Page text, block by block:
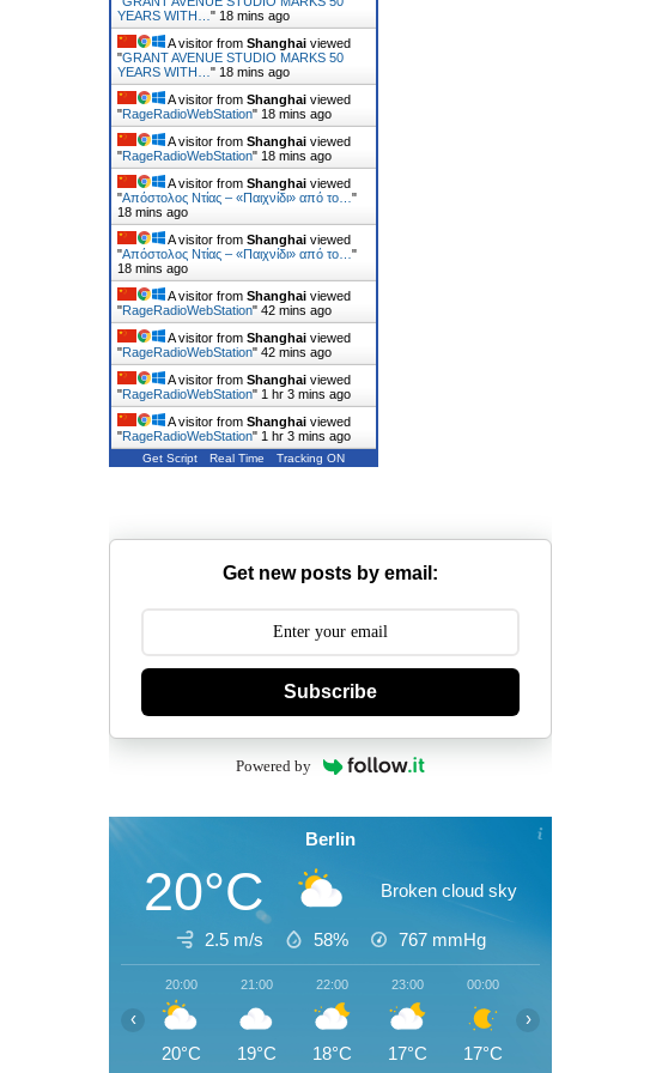
YEARS WITH… " 18 mins ago
A visitor from Shanghai viewed
"GRANT AVENUE STUDIO MARKS 50
YEARS WITH… " 18 mins ago
A visitor from Shanghai viewed
"RageRadioWebStation" 18 mins ago
A visitor from Shanghai viewed
"RageRadioWebStation" 18 mins ago
A visitor from Shanghai viewed
"Απόστολος Ντίας – «Παιχνίδι» από το… "
18 mins ago
A visitor from Shanghai viewed
"Απόστολος Ντίας – «Παιχνίδι» από το… "
18 mins ago
A visitor from Shanghai viewed
"RageRadioWebStation" 42 mins ago
A visitor from Shanghai viewed
"RageRadioWebStation" 42 mins ago
A visitor from Shanghai viewed
"RageRadioWebStation" 1 hr 4 mins ago
A visitor from Shanghai viewed
"RageRadioWebStation" 1 hr 4 mins ago
Get Script Real Time Tracking ON
Get new posts by email:
Subscribe
Powered by
Berlin
20°C Broken cloud sky
2.5 m/s 58% 767 mmHg
20:00
20°C
21:00
19°C
22:00
18°C
23:00
17°C
00:00
17°C
‹ ›